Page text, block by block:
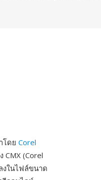
โดย Corel
(Corel
งในไฟล์ขนาด